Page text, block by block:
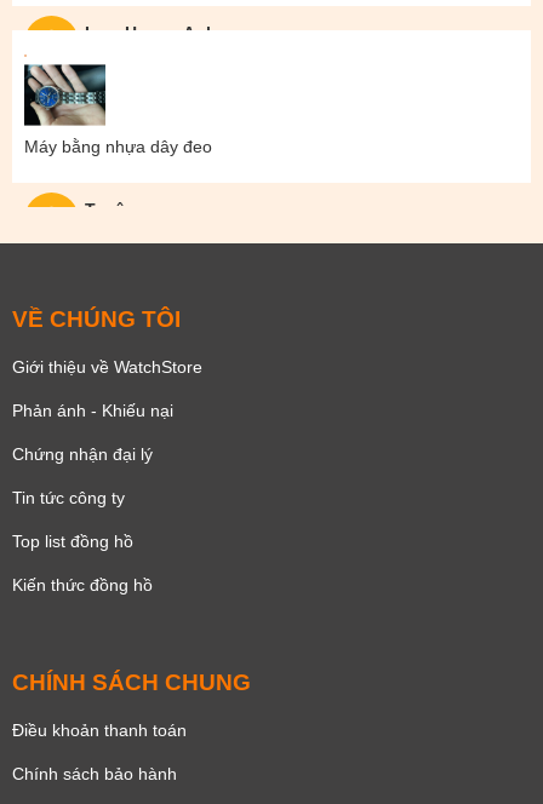
Lam Hoang Anh
Tuyên
Máy bằng nhựa dây đeo
VỀ CHÚNG TÔI
Giới thiệu về WatchStore
Phản ánh - Khiếu nại
Chứng nhận đại lý
Tin tức công ty
Top list đồng hồ
Kiến thức đồng hồ
CHÍNH SÁCH CHUNG
Điều khoản thanh toán
Chính sách bảo hành